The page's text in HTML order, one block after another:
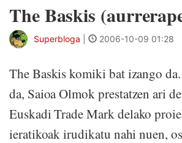
The Baskis
Superbloga 2006-10-09 01:28
The Baskis komiki bat izango
da, Saioa Olmok prestatzen ari
Euskadi Trade Mark delako
ieratikoak irudikatu nahi nuen,